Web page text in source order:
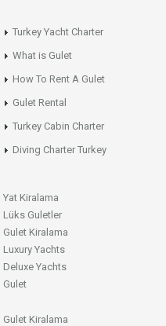
Turkey Yacht Charter
What is Gulet
How To Rent A Gulet
Gulet Rental
Turkey Cabin Charter
Diving Charter Turkey
Yat Kiralama
Lüks Guletler
Gulet Kiralama
Luxury Yachts
Deluxe Yachts
Gulet
Gulet Kiralama